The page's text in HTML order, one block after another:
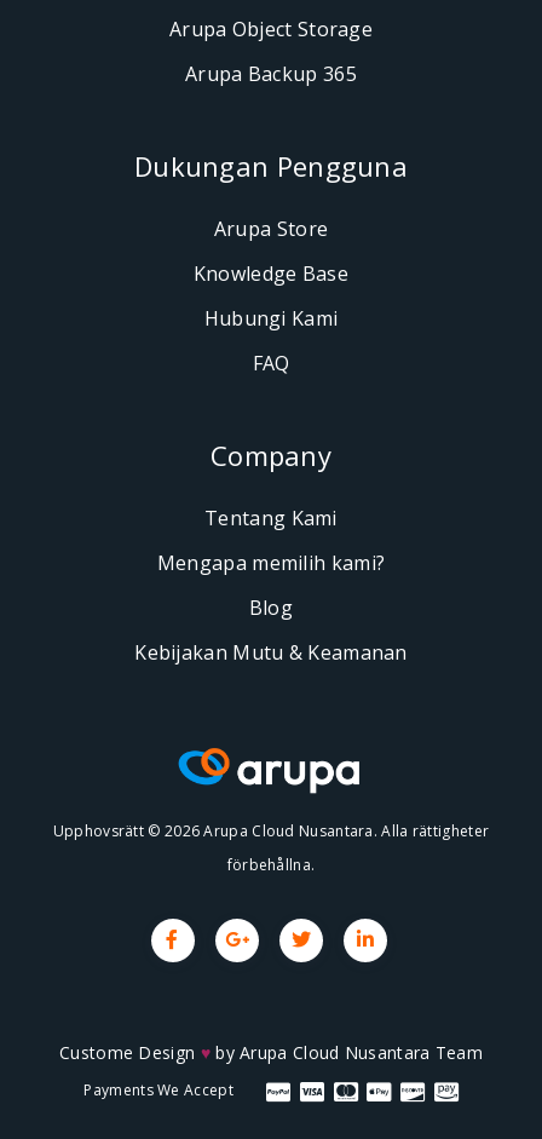
Arupa Object Storage
Arupa Backup 365
Dukungan Pengguna
Arupa Store
Knowledge Base
Hubungi Kami
FAQ
Company
Tentang Kami
Mengapa memilih kami?
Blog
Kebijakan Mutu & Keamanan
Upphovsrätt © 2026 Arupa Cloud Nusantara. Alla rättigheter
förbehållna.
Custome Design ♥byArupa Cloud Nusantara Team
Payments We Accept